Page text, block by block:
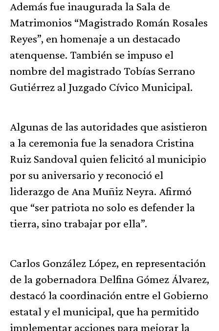
Además fue inaugurada la Sala de
Matrimonios “Magistrado Román Rosales
Reyes”, en homenaje a un destacado
atenquense. También se impuso el
nombre del magistrado Tobías Serrano
Gutiérrez al Juzgado Cívico Municipal.
Algunas de las autoridades que asistieron
a la ceremonia fue la senadora Cristina
Ruiz Sandoval quien felicitó al municipio
por su aniversario y reconoció el
liderazgo de Ana Muñiz Neyra. Afirmó
que “ser patriota no solo es defender la
tierra, sino trabajar por ella”.
Carlos González López, en representación
de la gobernadora Delfina Gómez Álvarez,
destacó la coordinación entre el Gobierno
estatal y el municipal, que ha permitido
implementar acciones para mejorar la